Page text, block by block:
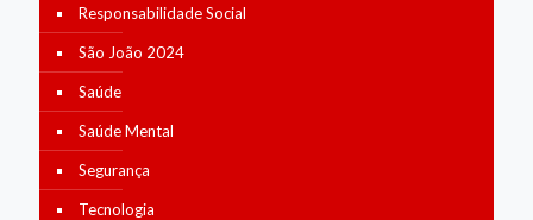
Responsabilidade Social
São João 2024
Saúde
Saúde Mental
Segurança
Tecnologia